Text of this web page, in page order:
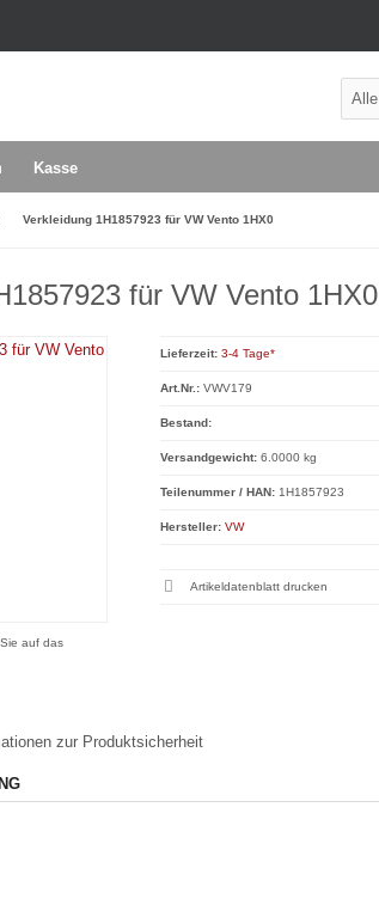
Kasse
Verkleidung 1H1857923 für VW Vento 1HX0
für VW Vento 1HX0
auf das
Lieferzeit: 3-4 Tage*
Art.Nr.: VWV179
Bestand:
Versandgewicht:6.0000 kg
Teilenummer / HAN:1H1857923
Hersteller: VW
Artikeldatenblatt drucken
zur Produktsicherheit